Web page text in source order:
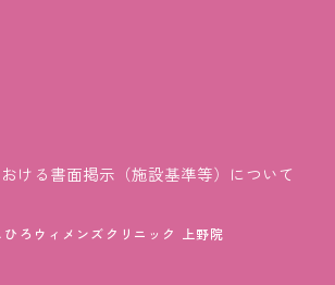
ける書面掲示（施設基準等）について
ろウィメンズクリニック 上野院